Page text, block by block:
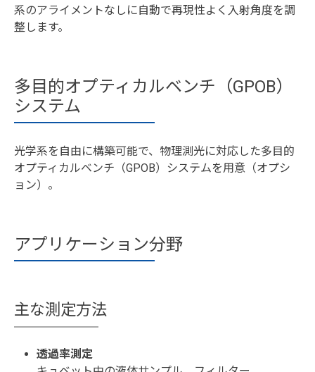
系のアライメントなしに自動で再現性よく入射角度を調
整します。
多目的オプティカルベンチ（GPOB）
システム
光学系を自由に構築可能で、物理測光に対応した多目的
オプティカルベンチ（GPOB）システムを用意（オプシ
ョン）。
アプリケーション分野
主な測定方法
透過率測定